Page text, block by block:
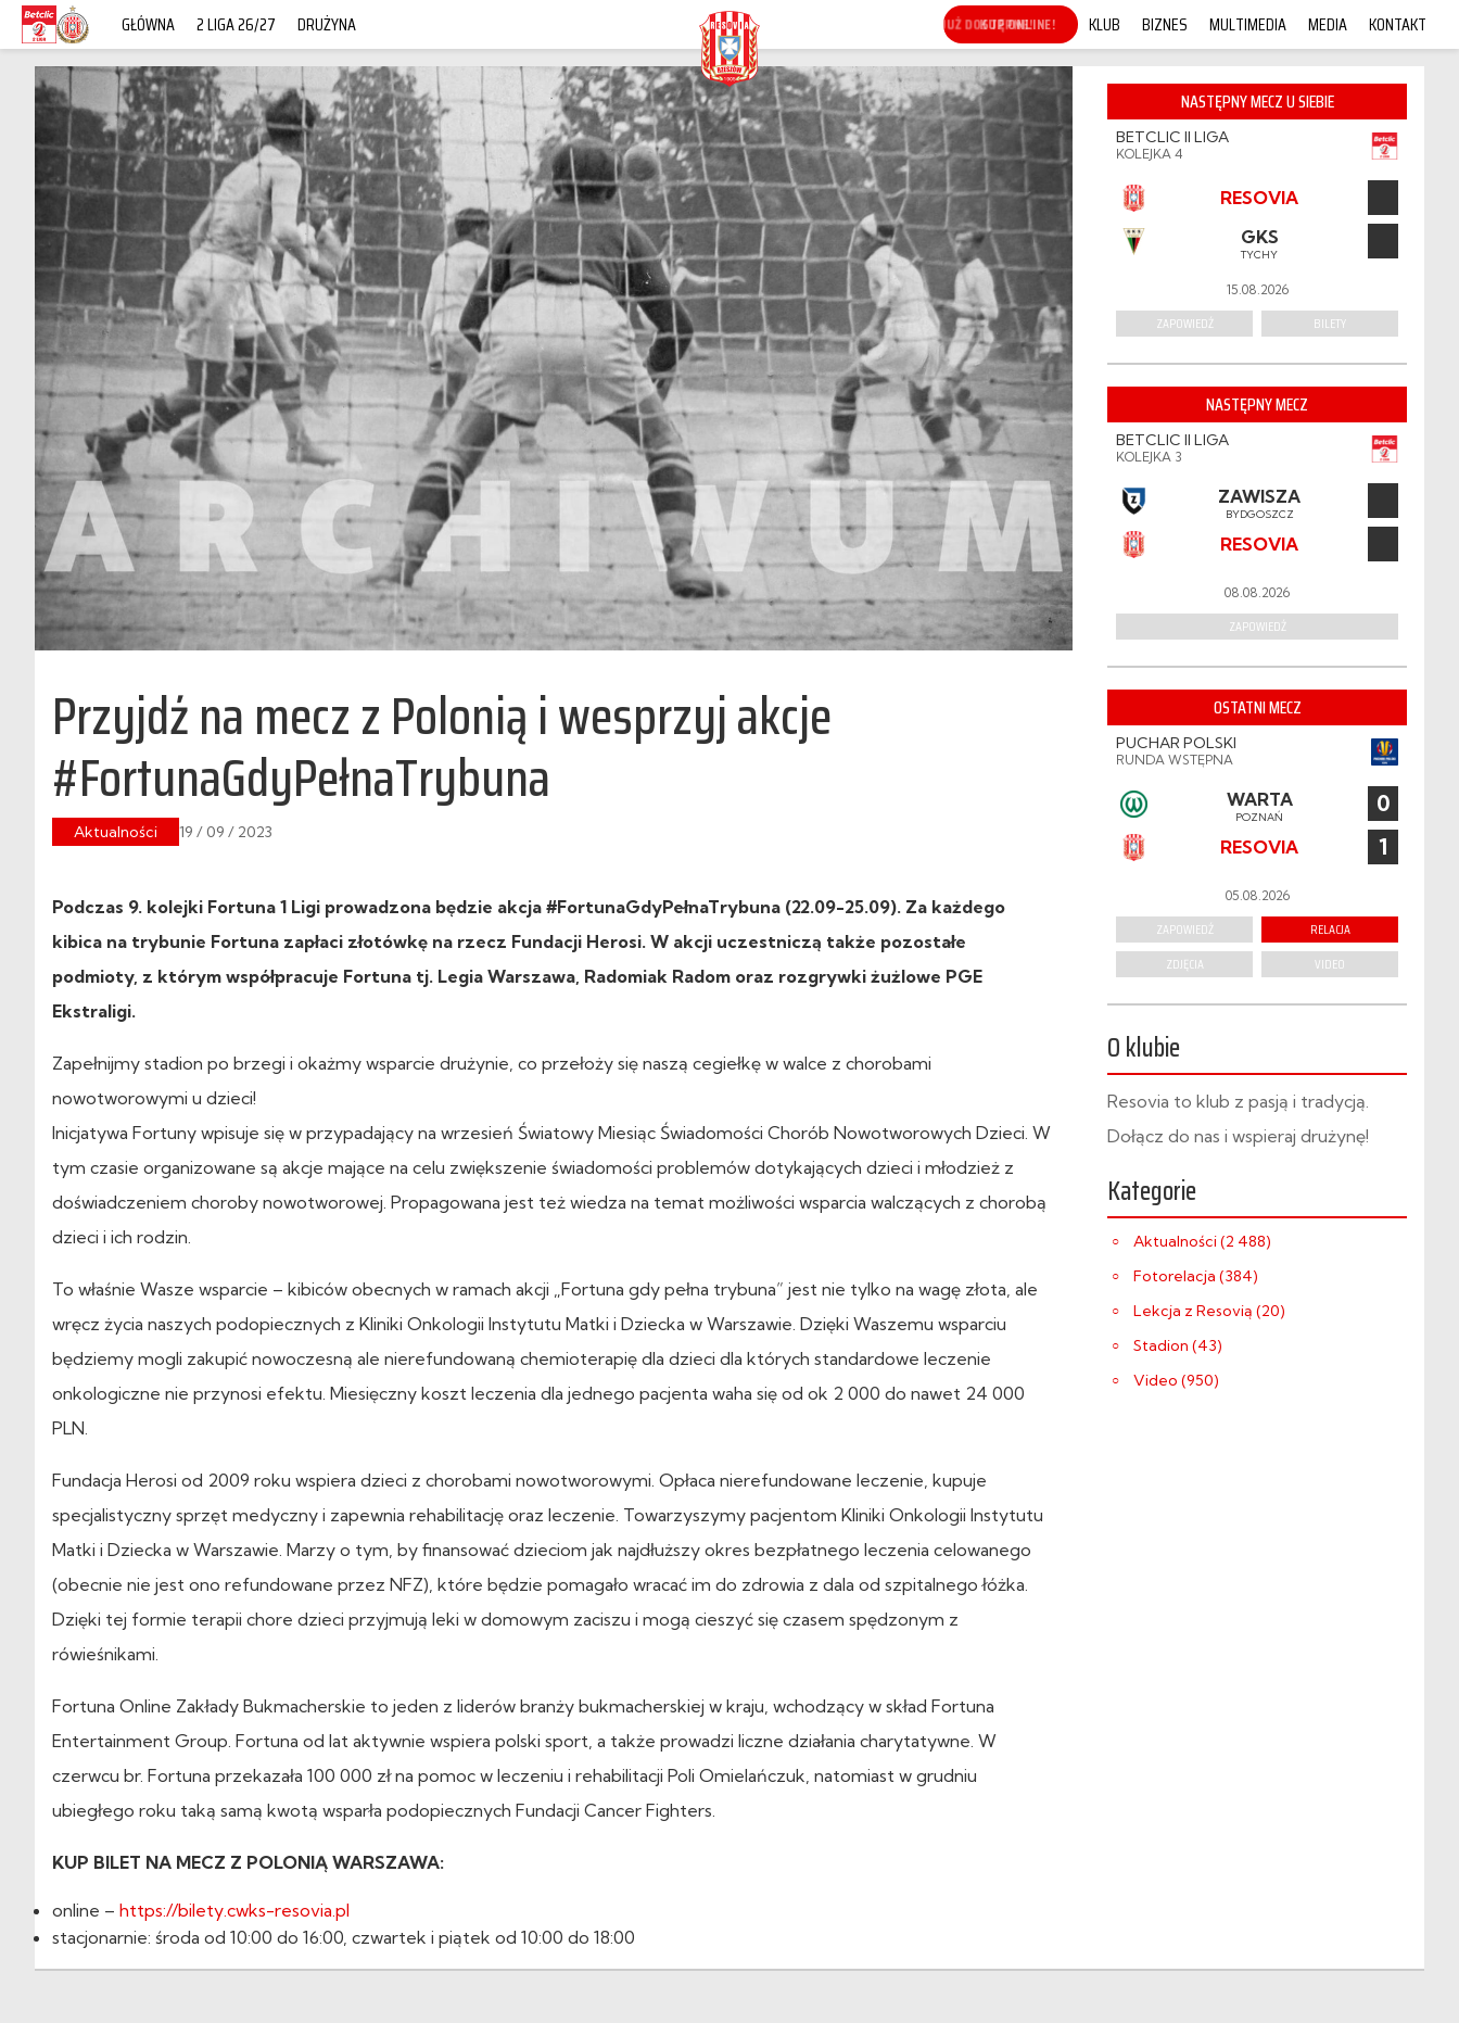
GŁÓWNA 2 LIGA 26/27 DRUŻYNA KUP ONLINE! KLUB BIZNES MULTIMEDIA MEDIA KONTAKT
Przyjdź na mecz z Polonią i wesprzyj akcje
#FortunaGdyPełnaTrybuna
Aktualności 19 / 09 / 2023
Podczas 9. kolejki Fortuna 1 Ligi prowadzona będzie akcja #FortunaGdyPełnaTrybuna (22.09-25.09). Za każdego
kibica na trybunie Fortuna zapłaci złotówkę na rzecz Fundacji Herosi. W akcji uczestniczą także pozostałe
podmioty, z którym współpracuje Fortuna tj. Legia Warszawa, Radomiak Radom oraz rozgrywki żużlowe PGE
Ekstraligi.
Zapełnijmy stadion po brzegi i okażmy wsparcie drużynie, co przełoży się naszą cegiełkę w walce z chorobami
nowotworowymi u dzieci!
Inicjatywa Fortuny wpisuje się w przypadający na wrzesień Światowy Miesiąc Świadomości Chorób Nowotworowych Dzieci. W
tym czasie organizowane są akcje mające na celu zwiększenie świadomości problemów dotykających dzieci i młodzież z
doświadczeniem choroby nowotworowej. Propagowana jest też wiedza na temat możliwości wsparcia walczących z chorobą
dzieci i ich rodzin.
To właśnie Wasze wsparcie – kibiców obecnych w ramach akcji „Fortuna gdy pełna trybuna” jest nie tylko na wagę złota, ale
wręcz życia naszych podopiecznych z Kliniki Onkologii Instytutu Matki i Dziecka w Warszawie. Dzięki Waszemu wsparciu
będziemy mogli zakupić nowoczesną ale nierefundowaną chemioterapię dla dzieci dla których standardowe leczenie
onkologiczne nie przynosi efektu. Miesięczny koszt leczenia dla jednego pacjenta waha się od ok 2 000 do nawet 24 000
PLN.
Fundacja Herosi od 2009 roku wspiera dzieci z chorobami nowotworowymi. Opłaca nierefundowane leczenie, kupuje
specjalistyczny sprzęt medyczny i zapewnia rehabilitację oraz leczenie. Towarzyszymy pacjentom Kliniki Onkologii Instytutu
Matki i Dziecka w Warszawie. Marzy o tym, by finansować dzieciom jak najdłuższy okres bezpłatnego leczenia celowanego
(obecnie nie jest ono refundowane przez NFZ), które będzie pomagało wracać im do zdrowia z dala od szpitalnego łóżka.
Dzięki tej formie terapii chore dzieci przyjmują leki w domowym zaciszu i mogą cieszyć się czasem spędzonym z
rówieśnikami.
Fortuna Online Zakłady Bukmacherskie to jeden z liderów branży bukmacherskiej w kraju, wchodzący w skład Fortuna
Entertainment Group. Fortuna od lat aktywnie wspiera polski sport, a także prowadzi liczne działania charytatywne. W
czerwcu br. Fortuna przekazała 100 000 zł na pomoc w leczeniu i rehabilitacji Poli Omielańczuk, natomiast w grudniu
ubiegłego roku taką samą kwotą wsparła podopiecznych Fundacji Cancer Fighters.
KUP BILET NA MECZ Z POLONIĄ WARSZAWA:
online – https://bilety.cwks-resovia.pl
stacjonarnie: środa od 10:00 do 16:00, czwartek i piątek od 10:00 do 18:00
NASTĘPNY MECZ U SIEBIE
BETCLIC II LIGA
KOLEJKA 4
RESOVIA
GKS
TYCHY
15.08.2026
ZAPOWIEDŹ BILETY
NASTĘPNY MECZ
BETCLIC II LIGA
KOLEJKA 3
ZAWISZA
BYDGOSZCZ
RESOVIA
08.08.2026
ZAPOWIEDŹ
OSTATNI MECZ
PUCHAR POLSKI
RUNDA WSTĘPNA
WARTA
POZNAŃ 0
RESOVIA 1
05.08.2026
ZAPOWIEDŹ
RELACJA
ZDJĘCIA
VIDEO
O klubie
Resovia to klub z pasją i tradycją.
Dołącz do nas i wspieraj drużynę!
Kategorie
Aktualności (2 488)
Fotorelacja (384)
Lekcja z Resovią (20)
Stadion (43)
Video (950)